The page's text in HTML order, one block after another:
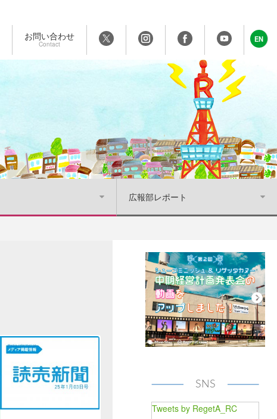
お問い合わせ
Contact
EN
広報部レポート
SNS
Tweets by RegetA_RC